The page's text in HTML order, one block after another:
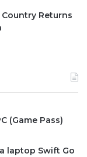
Returns
(Game Pass)
laptop Swift Go